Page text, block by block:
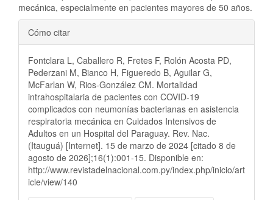
mecánica, especialmente en pacientes mayores de 50 años.
Detalles
del
artículo
Cómo citar
Fontclara L, Caballero R, Fretes F, Rolón Acosta PD,
Pederzani M, Bianco H, Figueredo B, Aguilar G,
McFarlan W, Rios-González CM. Mortalidad
intrahospitalaria de pacientes con COVID-19
complicados con neumonías bacterianas en asistencia
respiratoria mecánica en Cuidados Intensivos de
Adultos en un Hospital del Paraguay. Rev. Nac.
(Itauguá) [Internet]. 15 de marzo de 2024 [citado 8 de
agosto de 2026];16(1):001-15. Disponible en:
http://www.revistadelnacional.com.py/index.php/inicio/art
icle/view/140